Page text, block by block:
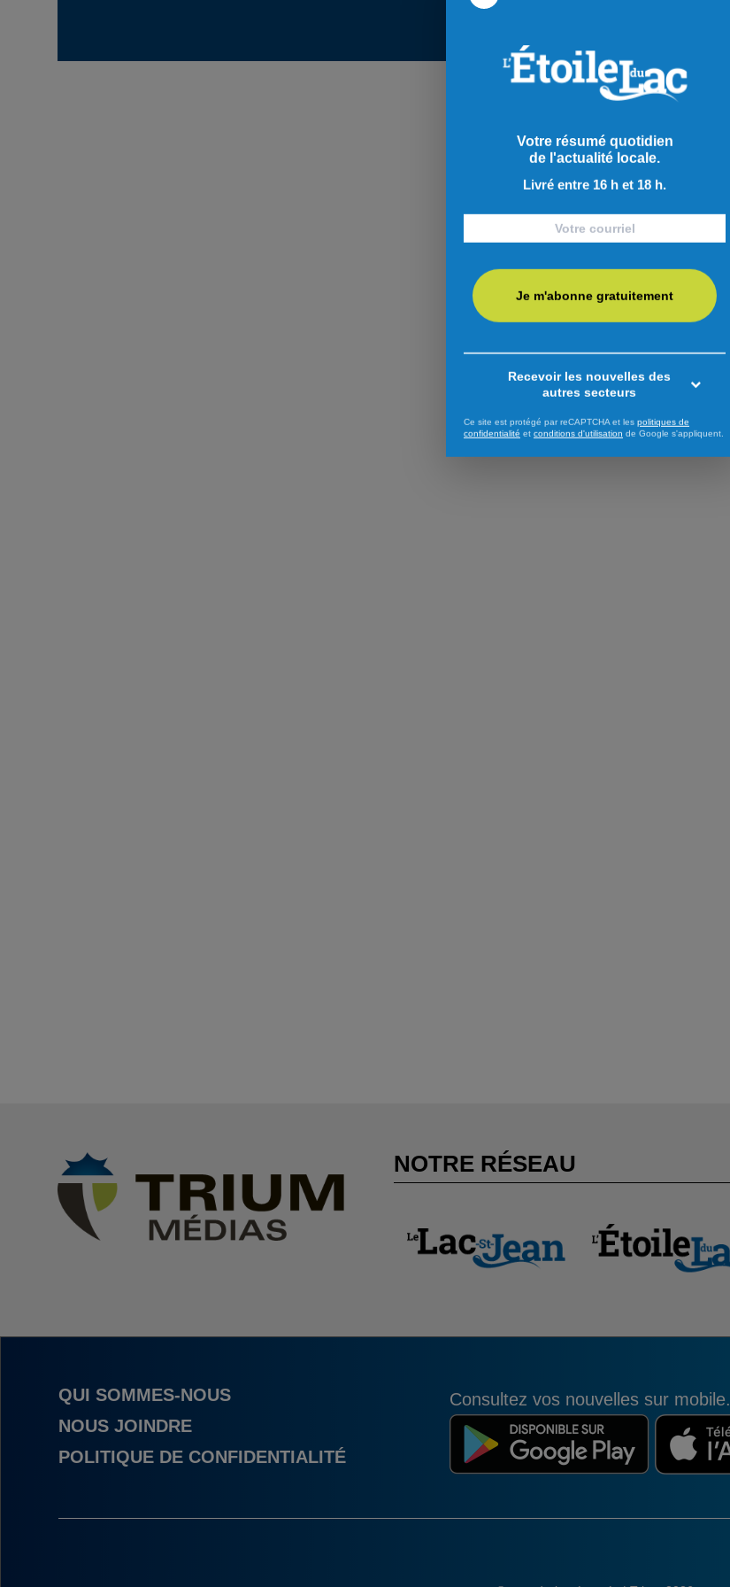
Votre résumé quotidien
de l'actualité locale.
Livré entre 16 h et 18 h.
Je m'abonne gratuitement
Recevoir les nouvelles des
autres secteurs
Ce site est protégé par reCAPTCHA et les politiques de
confidentialité et conditions d'utilisation de Google s'appliquent.
NOTRE RÉSEAU
QUI SOMMES-NOUS
NOUS JOINDRE
POLITIQUE DE CONFIDENTIALITÉ
Consultez vos nouvelles sur mobile.